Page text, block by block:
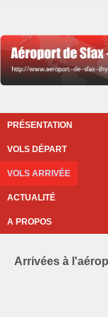
PRÉSENTATION
VOLS DÉPART
VOLS ARRIVÉE
ACTUALITÉ
A PROPOS
Arrivées à